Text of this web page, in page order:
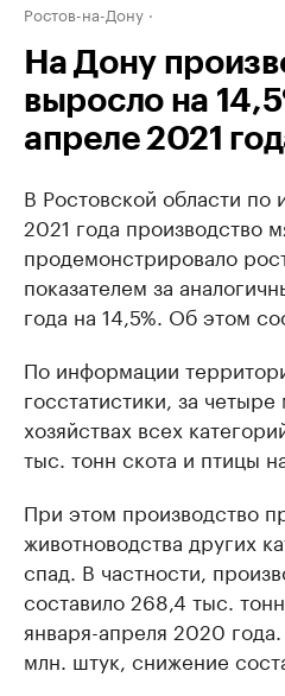
Ростов-на-Дону
На Дону
выросло на
апреле 2021
В Ростовской области по
2021 года производство
продемонстрировало
показателем за
года на 14,5%. Об этом
По информации
госстатистики, за
хозяйствах всех
тыс. тонн скота и птицы
При этом производство
животноводства других
спад. В частности,
составило 268,4 тыс.
января-апреля 2020
млн. штук, снижение